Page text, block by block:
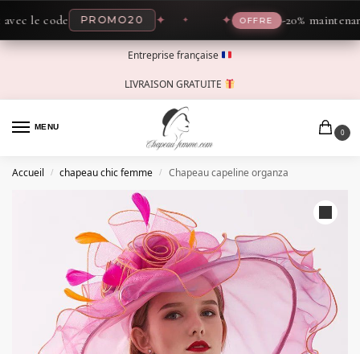
le code PROMO20 ✦ OFFRE -20% maintenant
Entreprise française
LIVRAISON GRATUITE
MENU
0
Accueil / chapeau chic femme / Chapeau capeline organza